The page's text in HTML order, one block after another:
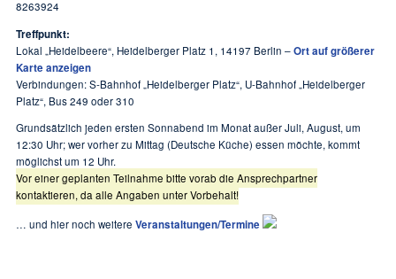
8263924
Treffpunkt:
Lokal „Heidelbeere“, Heidelberger Platz 1, 14197 Berlin –Ort auf größerer
Karte anzeigen
Verbindungen: S-Bahnhof „Heidelberger Platz“, U-Bahnhof „Heidelberger
Platz“, Bus 249 oder 310
Grundsätzlich jeden ersten Sonnabend im Monat außer Juli, August, um
12:30 Uhr; wer vorher zu Mittag (Deutsche Küche) essen möchte, kommt
möglichst um 12 Uhr.
Vor einer geplanten Teilnahme bitte vorab die Ansprechpartner
kontaktieren, da alle Angaben unter Vorbehalt!
… und hier noch weitere Veranstaltungen/Termine